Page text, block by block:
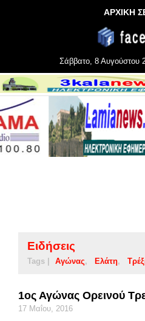
ΑΡΧΙΚΗ
Σάββατο, 8 Αυγούστου
Ειδήσεις
Tags | Αγώνας Ελάτη
1ος Αγώνας Ορεινού
17 Μαΐου, 2016